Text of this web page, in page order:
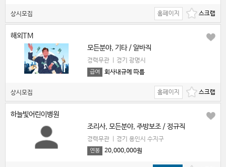
상시모집 홈페이지
해외TM
모든분야, 기타 / 알바직
경력무관 경기 광명시
급여 회사내규에 따름
상시모집 홈페이지
하늘빛어린이병원
조리사, 모든분야, 주방보조 / 정규직
경력무관 경기 용인시 수지구
연봉 20,000,000원